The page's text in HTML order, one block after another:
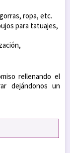
ropa, etc.
para tatuajes,
rellenando el
dejándonos un